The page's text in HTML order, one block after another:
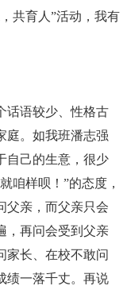
共育人”活动，我有
话语较少、性格古
庭。如我班潘志强
自己的生意，很少
咱样呗！”的态度，
父亲，而父亲只会
，再问会受到父亲
家长、在校不敢问
绩一落千丈。再说